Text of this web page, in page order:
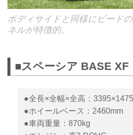
ボディサイドと同様にビード
ネルが特徴的。
■スペーシア BASE
●全長×全幅×全高：
●ホイールベース：2460mm
●車両重量：870kg